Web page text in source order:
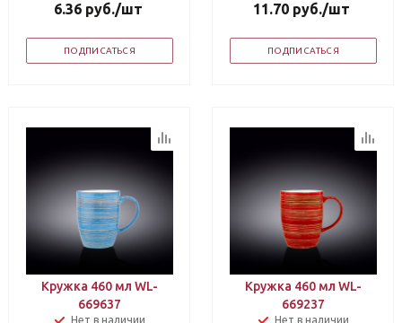
6.36руб./шт
ПОДПИСАТЬСЯ
11.70 руб./шт
ПОДПИСАТЬСЯ
Кружка 460 мл WL-
669637
Нет в наличии
Кружка 460 мл WL-
669237
Нет в наличии